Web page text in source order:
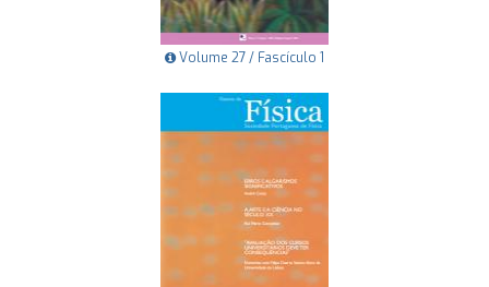
Volume 27 / Fascículo 1